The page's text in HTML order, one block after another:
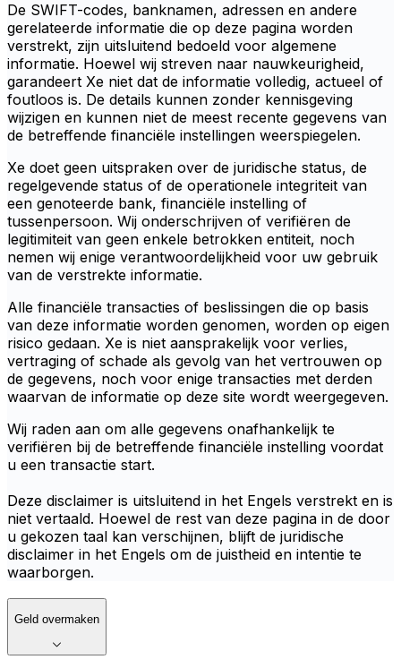
De SWIFT-codes, banknamen, adressen en andere
gerelateerde informatie die op deze pagina worden
verstrekt, zijn uitsluitend bedoeld voor algemene
informatie. Hoewel wij streven naar nauwkeurigheid,
garandeert Xe niet dat de informatie volledig, actueel of
foutloos is. De details kunnen zonder kennisgeving
wijzigen en kunnen niet de meest recente gegevens van
de betreffende financiële instellingen weerspiegelen.
Xe doet geen uitspraken over de juridische status, de
regelgevende status of de operationele integriteit van
een genoteerde bank, financiële instelling of
tussenpersoon. Wij onderschrijven of verifiëren de
legitimiteit van geen enkele betrokken entiteit, noch
nemen wij enige verantwoordelijkheid voor uw gebruik
van de verstrekte informatie.
Alle financiële transacties of beslissingen die op basis
van deze informatie worden genomen, worden op eigen
risico gedaan. Xe is niet aansprakelijk voor verlies,
vertraging of schade als gevolg van het vertrouwen op
de gegevens, noch voor enige transacties met derden
waarvan de informatie op deze site wordt weergegeven.
Wij raden aan om alle gegevens onafhankelijk te
verifiëren bij de betreffende financiële instelling voordat
u een transactie start.
Deze disclaimer is uitsluitend in het Engels verstrekt en is
niet vertaald. Hoewel de rest van deze pagina in de door
u gekozen taal kan verschijnen, blijft de juridische
disclaimer in het Engels om de juistheid en intentie te
waarborgen.
Geld overmaken